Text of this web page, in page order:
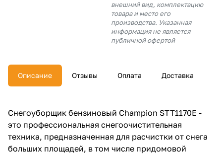
внешний вид, комплектацию
товара и место его
производства. Указанная
информация не является
публичной офертой
Описание Отзывы Оплата Доставка
Снегоуборщик бензиновый Сhаmрiоn STT1170E -
это профессиональная снегоочистительная
техника, предназначенная для расчистки от снега
больших площадей, в том числе придомовой
раз в 2
недели
plait.ru